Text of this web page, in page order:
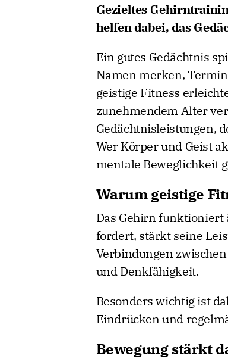
Gezieltes
helfen dabei, das
Ein gutes Gedächtnis
Namen merken,
geistige Fitness
zunehmendem Alter
Gedächtnisleistungen,
Wer Körper und Geist
mentale Beweglichkeit
Warum geistige
Das Gehirn funktioniert
fordert, stärkt seine
Verbindungen
und Denkfähigkeit.
Besonders wichtig ist
Eindrücken und
Bewegung stärkt